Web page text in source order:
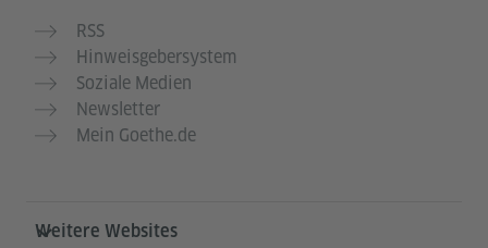
RSS
Hinweisgebersystem
Soziale Medien
Newsletter
Mein Goethe.de
Weitere Websites